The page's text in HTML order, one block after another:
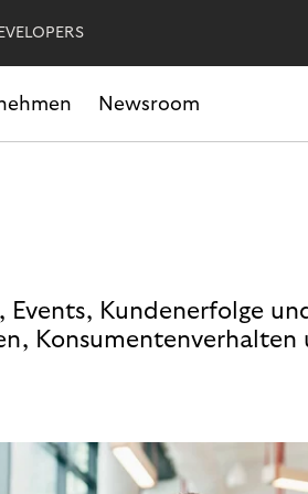
Newsroom
Events, Kundenerfolge
Konsumentenverhalten